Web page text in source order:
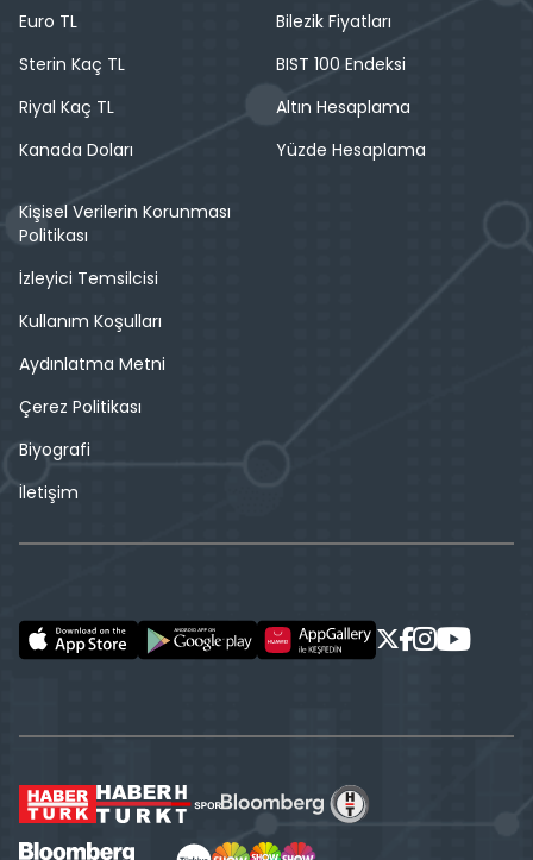
Euro TL
Sterin Kaç TL
Riyal Kaç TL
Kanada Doları
Bilezik Fiyatları
BIST 100 Endeksi
Altın Hesaplama
Yüzde Hesaplama
Kişisel Verilerin Korunması
Politikası
İzleyici Temsilcisi
Kullanım Koşulları
Aydınlatma Metni
Çerez Politikası
Biyografi
İletişim